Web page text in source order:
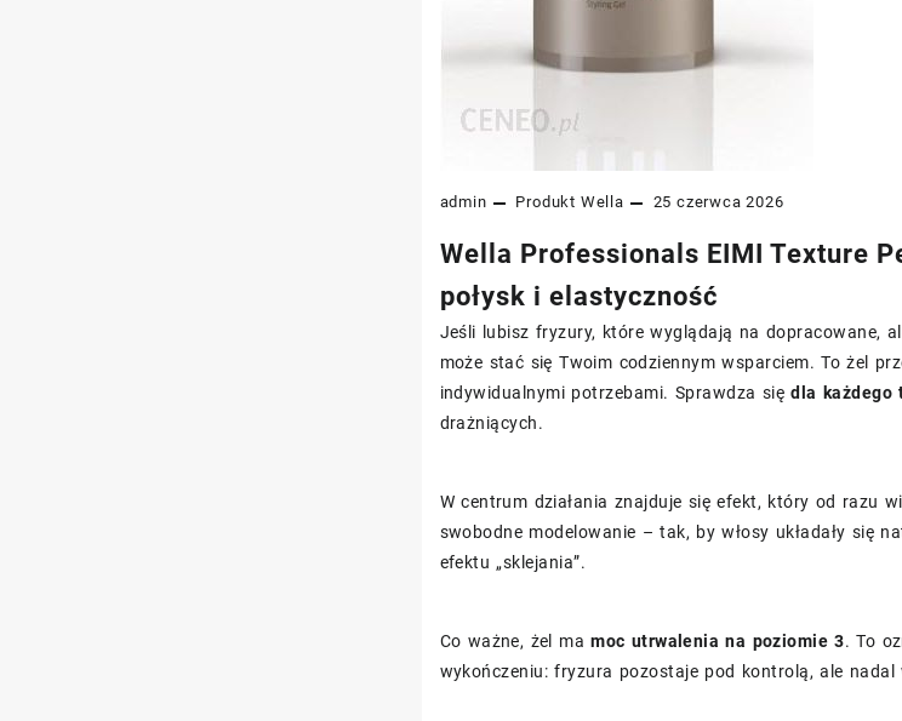
admin Produkt Wella 25 czerwca 2026
Wella Professionals EIMI Texture
połysk i elastyczność
Jeśli lubisz fryzury, które wyglądają na dopracowane,
może stać się Twoim codziennym wsparciem. To żel
indywidualnymi potrzebami. Sprawdza siędla każdego
drażniących.
W centrum działania znajduje się efekt, który od razu
swobodne modelowanie – tak, by włosy układały się
efektu „sklejania”.
Co ważne, żel mamoc utrwalenia na poziomie 3. To
wykończeniu: fryzura pozostaje pod kontrolą, ale nadal